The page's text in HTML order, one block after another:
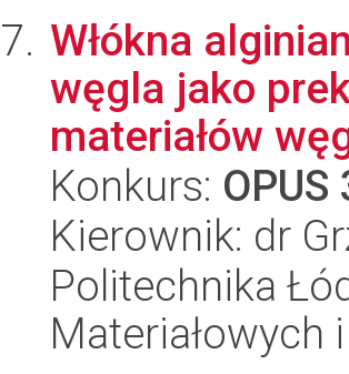
Włókna
węgla jako
materiałów
Konkurs: OPUS
Kierownik: dr
Politechnika
Materiałowych